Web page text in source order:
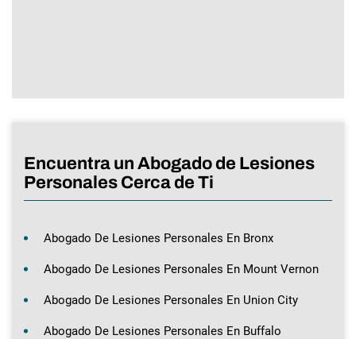
Encuentra un Abogado de Lesiones
Personales Cerca de Ti
Abogado De Lesiones Personales En Bronx
Abogado De Lesiones Personales En Mount Vernon
Abogado De Lesiones Personales En Union City
Abogado De Lesiones Personales En Buffalo